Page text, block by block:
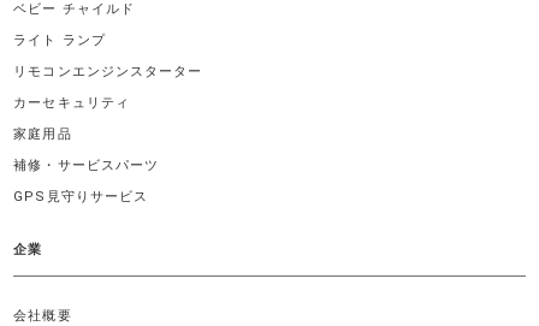
ベビー チャイルド
ライト ランプ
リモコンエンジンスターター
カーセキュリティ
家庭用品
補修・サービスパーツ
GPS見守りサービス
企業
会社概要